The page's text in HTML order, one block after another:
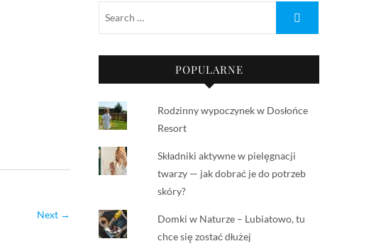
Next →
POPULARNE
Rodzinny wypoczynek w Dosłońce
Resort
Składniki aktywne w pielęgnacji
twarzy — jak dobrać je do potrzeb
skóry?
Domki w Naturze – Lubiatowo, tu
chce się zostać dłużej